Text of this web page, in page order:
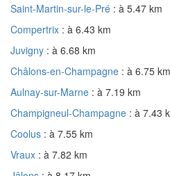
Saint-Martin-sur-le-Pré : à 5.47 km
Compertrix : à 6.43 km
Juvigny : à 6.68 km
Châlons-en-Champagne : à 6.75 km
Aulnay-sur-Marne : à 7.19 km
Champigneul-Champagne : à 7.43
Coolus : à 7.55 km
Vraux : à 7.82 km